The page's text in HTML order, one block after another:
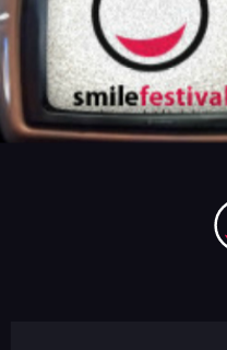
Acción Social
Palmarés
Ranking
Comprometidos con la